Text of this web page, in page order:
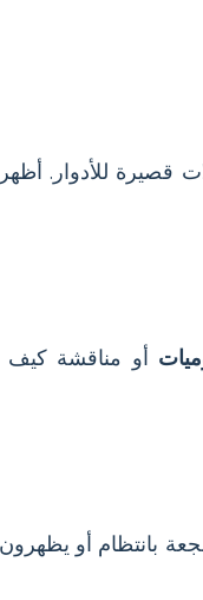
قصيرة للأدوار.
أو مناقشة كيف
بانتظام أو